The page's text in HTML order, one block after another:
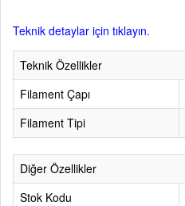
Teknik detaylar için tıklayın.
Teknik Özellikler
Filament Çapı
Filament Tipi
Diğer Özellikler
Stok Kodu